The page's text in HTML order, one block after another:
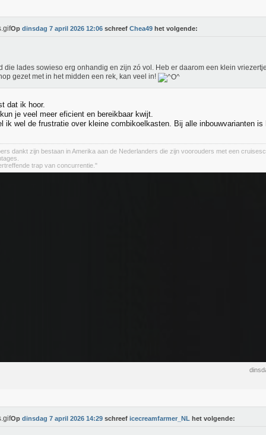
Op dinsdag 7 april 2026 12:06 schreef Chea49 het volgende:
die lades sowieso erg onhandig en zijn zó vol. Heb er daarom een klein
gezet met in het midden een rek, kan veel in!
dat ik hoor.
je veel meer eficient en bereikbaar kwijt.
ik wel de frustratie over kleine combikoelkasten. Bij alle inbouwvarianten
dankt zijn bestaan in Amerika aan de Nederlanders die zijn voorouders met een
trap van concurrentie."
Op dinsdag 7 april 2026 14:29 schreef icecreamfarmer_NL het volgende: